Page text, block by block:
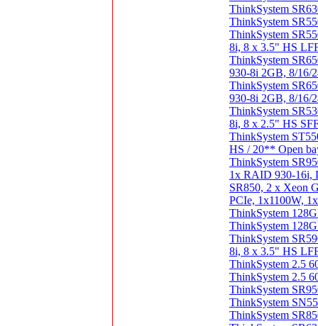
ThinkSystem
ThinkSystem
ThinkSystem
8i, 8 x 3.5" HS
ThinkSystem
930-8i 2GB, 8/16/
ThinkSystem
930-8i 2GB, 8/16/
ThinkSystem
8i, 8 x 2.5" HS
ThinkSystem
HS / 20** Open
ThinkSystem
1x RAID 930-16i,
SR850, 2 x Xeon
PCIe, 1x1100W,
ThinkSystem
ThinkSystem
ThinkSystem
8i, 8 x 3.5" HS
ThinkSystem 2.5
ThinkSystem 2.5
ThinkSystem
ThinkSystem
ThinkSystem